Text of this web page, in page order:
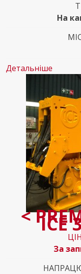
На
Детальніше
< ICE
За